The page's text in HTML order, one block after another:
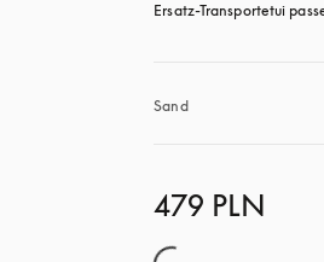
Ersatz-Transportetui
Sand
479 PLN